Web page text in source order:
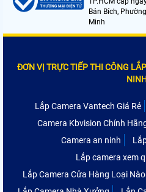
Bán Bích,
Minh
ĐƠN VỊ TRỰC TIẾP THI CÔNG
Lắp Camera Vantech Giá Rẻ
Camera Kbvision Chính
Camera an ninh
Lắp camera xem
Lắp Camera Cửa Hàng Loại Nào